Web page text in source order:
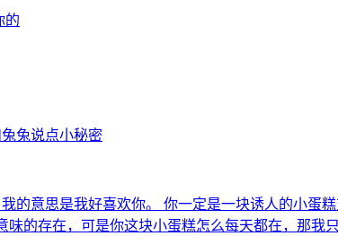
的
兔说点小秘密
的意思是我好喜欢你。 你一定是一块诱人的小蛋
的存在，可是你这块小蛋糕怎么每天都在，那我